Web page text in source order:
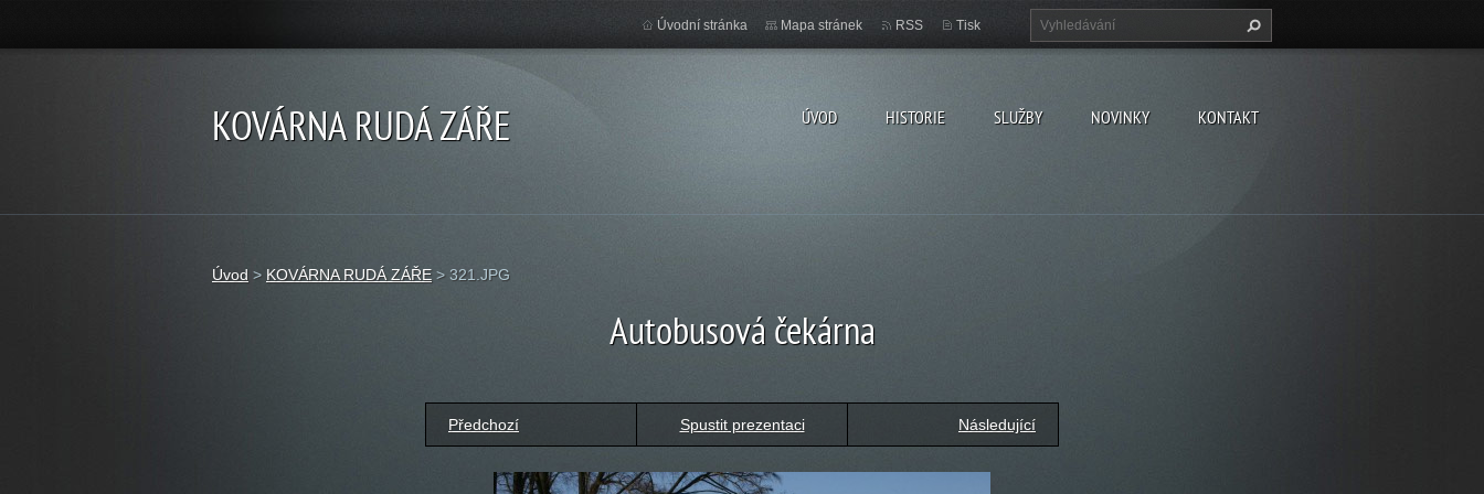
KOVÁRNA RUDÁ ZÁŘE ÚVOD HISTORIE SLUŽBY NOVINKY KONTAKT
Úvodní stránka Mapa stránek RSS Tisk
Úvod > KOVÁRNA RUDÁ ZÁŘE > 321.JPG
Autobusová čekárna
Předchozí Spustit prezentaci Následující